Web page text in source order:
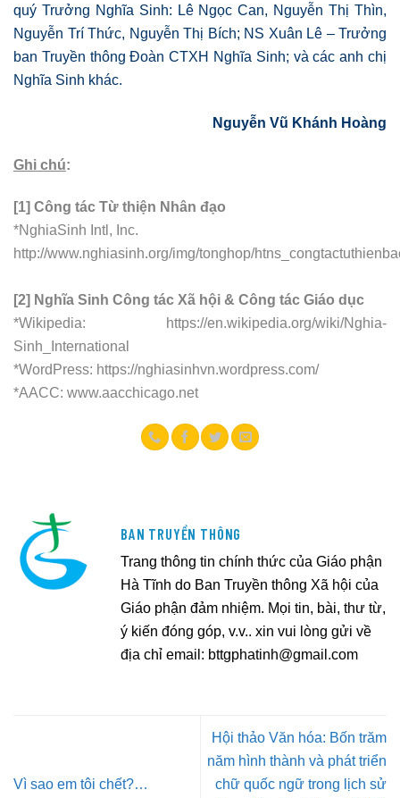
quý Trưởng Nghĩa Sinh: Lê Ngọc Can, Nguyễn Thị Thìn,
Nguyễn Trí Thức, Nguyễn Thị Bích; NS Xuân Lê – Trưởng
ban Truyền thông Đoàn CTXH Nghĩa Sinh; và các anh chị
Nghĩa Sinh khác.
Nguyễn Vũ Khánh Hoàng
Ghi chú:
[1] Công tác Từ thiện Nhân đạo
*NghiaSinh Intl, Inc.
http://www.nghiasinh.org/img/tonghop/
[2] Nghĩa Sinh Công tác Xã hội & Công tác Giáo dục
*Wikipedia:
https://en.wikipedia.org/wiki/Nghia-
Sinh_International
*WordPress: https://nghiasinhvn.wordpress.com/
*AACC: www.aacchicago.net
BAN TRUYỀN THÔNG
Trang thông tin chính thức của Giáo phận
Hà Tĩnh do Ban Truyền thông Xã hội của
Giáo phận đảm nhiệm. Mọi tin, bài, thư từ,
ý kiến đóng góp, v.v.. xin vui lòng gửi về
địa chỉ email: bttgphatinh@gmail.com
Vì sao em tôi chết?…
Hội thảo Văn hóa: Bốn trăm
năm hình thành và phát triển
chữ quốc ngữ trong lịch sử